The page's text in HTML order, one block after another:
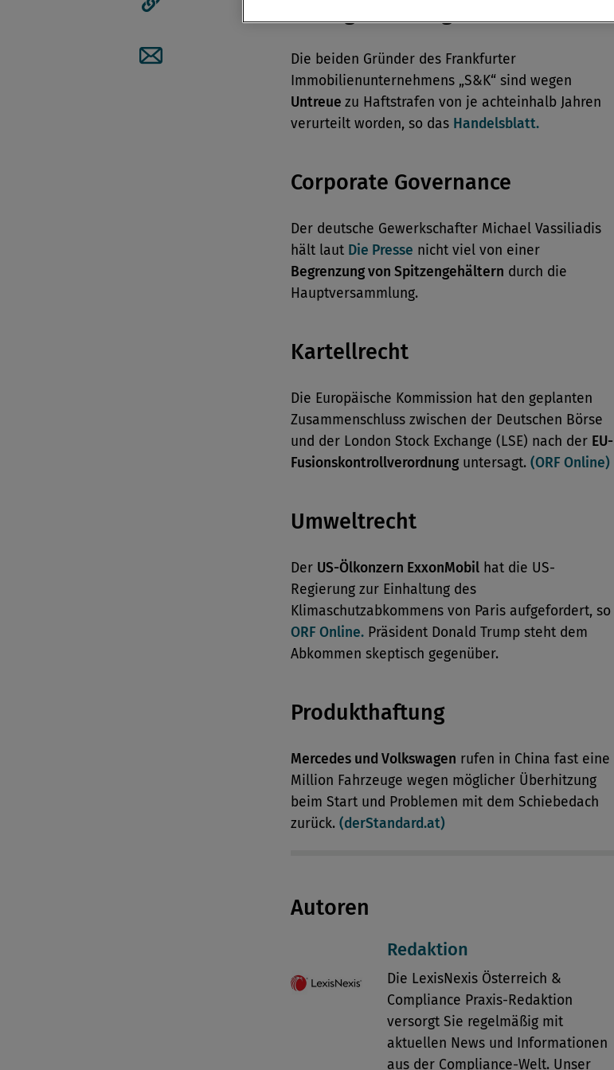
Artikellink kopieren
Artikel per Mail teilen
Die beiden Gründer des Frankfurter
Immobilienunternehmens „S&K“ sind wegen
Untreue zu Haftstrafen von je achteinhalb Jahren
verurteilt worden, so das Handelsblatt.
Corporate Governance
Der deutsche Gewerkschafter Michael Vassiliadis
hält laut Die Presse nicht viel von einer
Begrenzung von Spitzengehältern durch die
Hauptversammlung.
Kartellrecht
Die Europäische Kommission hat den geplanten
Zusammenschluss zwischen der Deutschen Börse
und der London Stock Exchange (LSE) nach der EU-
Fusionskontrollverordnunguntersagt. (ORF Online)
Umweltrecht
Der US-Ölkonzern ExxonMobil hat die US-
Regierung zur Einhaltung des
Klimaschutzabkommens von Paris aufgefordert, so
ORF Online. Präsident Donald Trump steht dem
Abkommen skeptisch gegenüber.
Produkthaftung
Mercedes und Volkswagen rufen in China fast eine
Million Fahrzeuge wegen möglicher Überhitzung
beim Start und Problemen mit dem Schiebedach
zurück. (derStandard.at)
Autoren
Redaktion
Die LexisNexis Österreich &
Compliance Praxis-Redaktion
versorgt Sie regelmäßig mit
aktuellen News und Informationen
aus der Compliance-Welt. Unser